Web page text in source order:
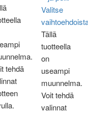
tehdä
Valitse
Tällä
tuotteella
on
useampi
muunnelma.
Voit tehdä
valinnat